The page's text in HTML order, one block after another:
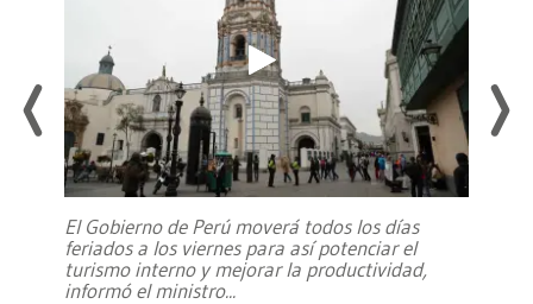
El Gobierno de Perú moverá todos los días
feriados a los viernes para así potenciar el
turismo interno y mejorar la productividad,
informó el ministro...